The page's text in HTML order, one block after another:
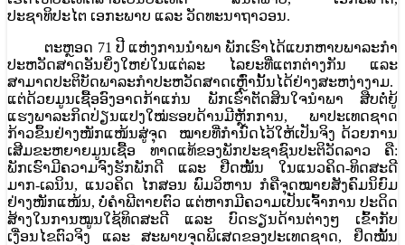
ປະຊາທິປະໄຕ ເອກະພາບ ແລະ ວັດທະນາຖາວອນ.
ຕະຫຼອດ 71 ປີ ແຫ່ງການນໍາພາ ພັກເຮົາໄດ້ແບກຫາບພາລະກຳ
ປະຫວັດສາດອັນຍິ່ງໃຫຍ່ໃນແຕ່ລະ ໄລຍະທີ່ແຕກຕ່າງກັນ ແລະ
ສາມາດປະຕິບັດພາລະກໍາປະຫວັດສາດເຫຼົ່ານັ້ນໄດ້ຢ່າງສະຫງ່າງາມ.
ແຕ່ດ້ວຍມູນເຊື້ອອົງອາດກ້າແກ່ນ ພັກເຮົາຕັດສິນໃຈນໍາພາ ສືບຕໍ່ຍູ້
ແຮງພາລະກິດປ່ຽນແປງໃໝ່ຮອບດ້ານມີຫຼັກການ, ພາປະເທດຊາດ
ກ້າວຂຶ້ນຢ່າງໜັກແໜ້ນສູ່ຈຸດ ໝາຍທີ່ກໍານົດໄວ້ໃຫ້ເປັນຈິງ ດ້ວຍການ
ເສີມຂະຫຍາຍມູນເຊື້ອ ທາດແທ້ຂອງພັກປະຊາຊົນປະຕິວັດລາວ ຄື:
ພັກເຮົາມີຄວາມຈົງຮັກພັກດີ ແລະ ຢືດໝັ້ນ ໃນແນວຄິດ-ທິດສະດີ
ມາກ-ເລນິນ, ແນວຄິດ ໄກສອນ ພົມວິຫານ ກໍຄືຈຸດໝາຍສັງຄົມນິຍົມ
ຢ່າງໜັກແໜ້ນ, ບໍ່ຄໍາພີຕາຍຕົວ ແຕ່ຫາກມີຄວາມເປັນເຈົ້າການ ປະດິດ
ສ້າງໃນການໝູນໃຊ້ທິດສະດີ ແລະ ບົດຮຽນດ້ານຕ່າງໆ ເຂົ້າກັບ
ເງື່ອນໄຂຕົວຈິງ ແລະ ສະພາບຈຸດພິເສດຂອງປະເທດຊາດ, ຢຶດໝັ້ນ